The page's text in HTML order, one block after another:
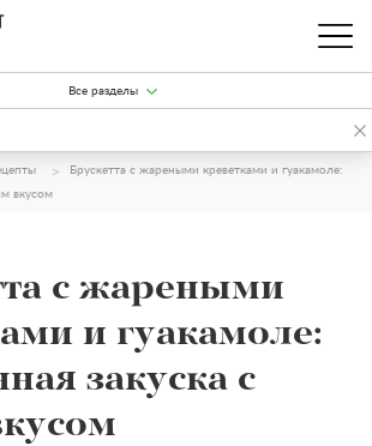
Все разделы
Брускетта с жареными креветками и гуакамоле:
вкусом
с жареными
и гуакамоле:
закуска с